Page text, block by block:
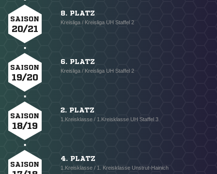
SAISON
20/21
8. PLATZ
Kreisliga / Kreisliga UH Staffel 2
SAISON
19/20
6. PLATZ
Kreisliga / Kreisliga UH Staffel 2
SAISON
18/19
2. PLATZ
1.Kreisklasse / 1.Kreisklasse UH Staffel 3
SAISON
4. PLATZ
1.Kreisklasse / 1. Kreisklasse Unstrut-Hainich